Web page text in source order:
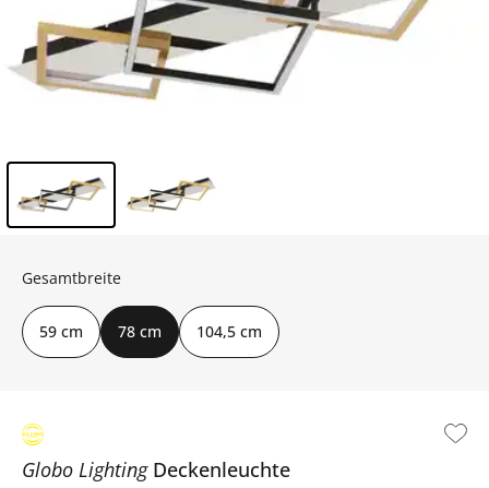
Globo Lighting Deckenleuchte
Gesamtbreite
59 cm 78 cm 104,5 cm